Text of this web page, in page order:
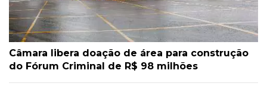
Câmara libera doação de área para construção
do Fórum Criminal de R$ 98 milhões